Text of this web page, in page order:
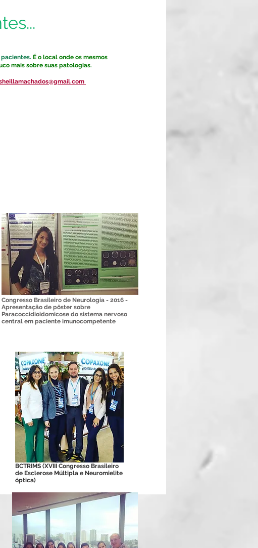
É o local onde os mesmos
mais sobre suas patologias.
Congresso Brasileiro de Neurologia - 2016 -
Apresentação de pôster sobre
Paracoccidioidomicose do sistema nervoso
central em paciente imunocompetente
BCTRIMS (XVIII Congresso Brasileiro
de Esclerose Múltipla e Neuromielite
óptica)